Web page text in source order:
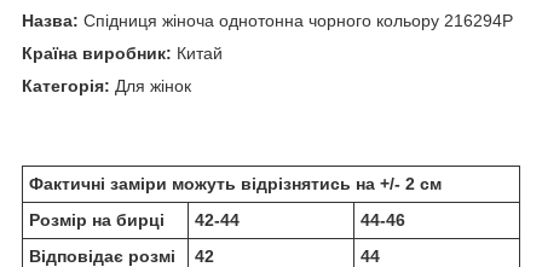
Назва: Спідниця жіноча однотонна чорного кольору 216294P
Країна виробник: Китай
Категорія: Для жінок
Фактичні заміри можуть відрізнятись на +/- 2 см
Розмір на бирці
42-44
44-46
Відповідає розмі
42 44